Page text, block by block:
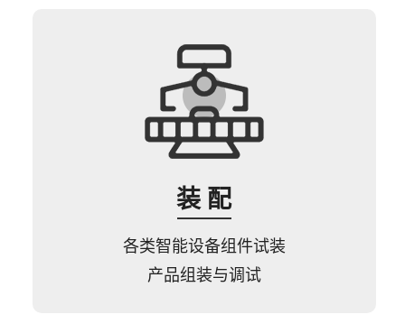
装 配
各类智能设备组件试装
产品组装与调试